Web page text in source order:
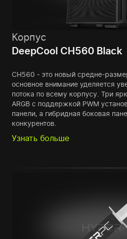
Корпус
DeepCool CH560 Black
CH560 - это новый средне-
основное внимание уделяется
потока по всему корпусу. Три
ARGB с поддержкой PWM
панели, а гибридная боковая
конкурентов.
Узнать больше